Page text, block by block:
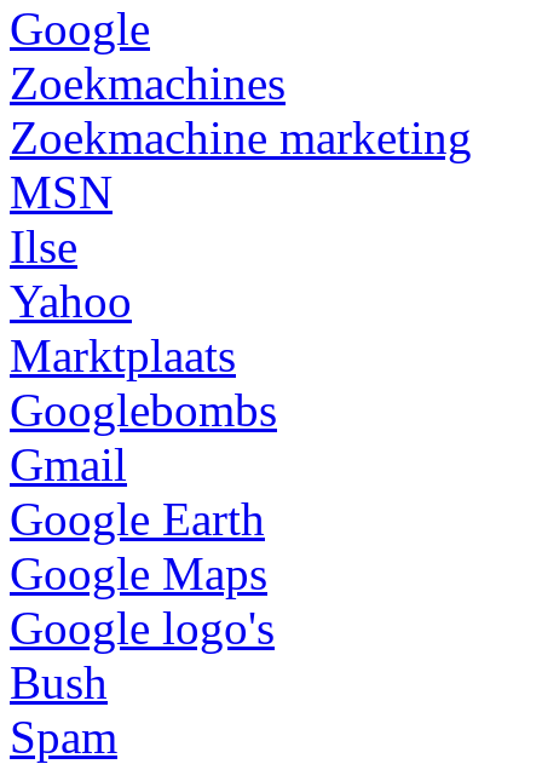
Google
Zoekmachines
Zoekmachine marketing
MSN
Ilse
Yahoo
Marktplaats
Googlebombs
Gmail
Google Earth
Google Maps
Google logo's
Bush
Spam